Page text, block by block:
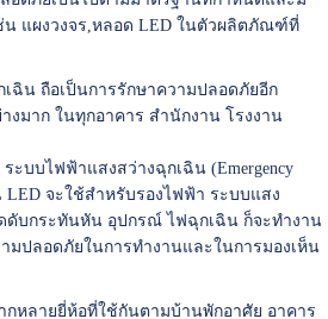
น แผงวงจร,หลอด LED ในตัวผลิตภัณฑ์ที่
ฉิน ถือเป็นการรักษาความปลอดภัยอีก
มาก ในทุกอาคาร สำนักงาน โรงงาน
ะบบไฟฟ้าแสงสว่างฉุกเฉิน (Emergency
LED จะใช้สำหรับรองไฟฟ้า ระบบแสง
ดับกระทันหัน อุปกรณ์ ไฟฉุกเฉิน ก็จะทำงาน
มปลอดภัยในการทำงานและในการมองเห็น
หลายยี่ห้อที่ใช้กันตามบ้านพักอาศัย อาคาร